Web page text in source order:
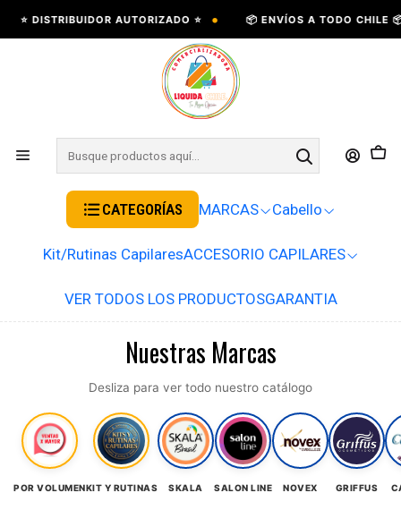
DISTRIBUIDOR AUTORIZADO ⭐ • 📦 ENVÍOS A TODO CHILE 📦 •
CATEGORÍAS MARCAS Cabello
Kit/Rutinas CapilaresACCESORIO CAPILARES
VER TODOS LOS PRODUCTOSGARANTIA
Nuestras Marcas
Desliza para ver todo nuestro catálogo
POR VOLUMENKIT Y RUTINAS SKALA SALON LINE NOVEX GRIFFUS